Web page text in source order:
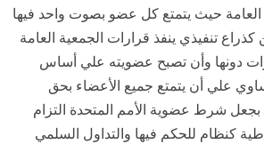
العامة حيث يتمتع كل عضو بصوت واحد فيها
تنفيذي ينفذ قرارات الجمعية العامة
دونها وأن تصبح عضويته علي أساس
علي أن يتمتع جميع الأعضاء بحق
شرط عضوية الأمم المتحدة التزام
كنظام للحكم فيها والتداول السلمي